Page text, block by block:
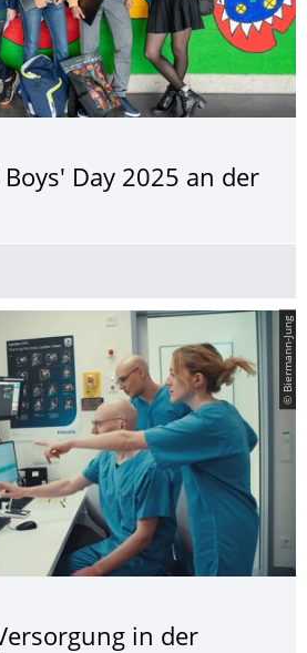
Day 2025 an der
© Biermann-Jung
in der